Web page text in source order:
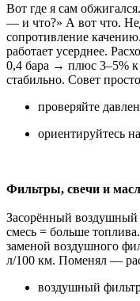
Вот где я сам
— и что?» А вот что.
сопротивление
работает усерднее.
0,4 бара → плюс 3–5% к
стабильно. Совет
проверяйте
ориентируйтесь
Фильтры, свечи и
Засорённый воздушный
смесь = больше
заменой воздушного
л/100 км. Поменял —
воздушный